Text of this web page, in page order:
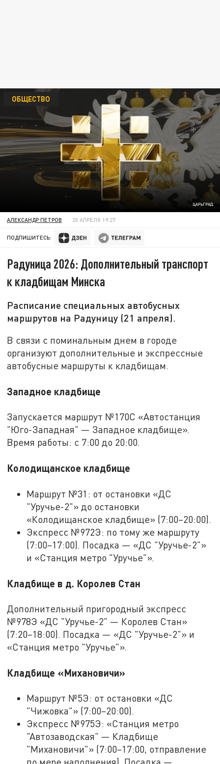
ЦАРЬГРАД
ОБЩЕСТВО
АЛЕКСАНДР ПЕТРОВ 20 АПРЕЛЯ 19:27
ПОДПИШИТЕСЬ:
Радуница 2026: Дополнительный транспорт
к кладбищам Минска
Расписание специальных автобусных
маршрутов на Радуницу (21 апреля).
В связи с поминальным днем в городе
организуют дополнительные и экспрессные
автобусные маршруты к кладбищам.
Западное кладбище
Запускается маршрут №170С «Автостанция
"Юго-Западная" — Западное кладбище».
Время работы: с 7:00 до 20:00.
Колодищанское кладбище
Маршрут №31: от остановки «ДС
"Уручье-2"» до остановки
«Колодищанское кладбище» (7:00–20:00).
Экспресс №972Э: по тому же маршруту
(7:00–17:00). Посадка — «ДС "Уручье-2"»
и «Станция метро "Уручье"».
Кладбище в д. Королев Стан
Дополнительный пригородный экспресс
№978Э «ДС "Уручье-2" — Королев Стан»
(7:20–18:00). Посадка — «ДС "Уручье-2"» и
«Станция метро "Уручье"».
Кладбище «Михановичи»
Маршрут №5Э: от остановки «ДС
"Чижовка"» (7:00–20:00).
Экспресс №975Э: «Станция метро
"Автозаводская" — Кладбище
"Михановичи"» (7:00–17:00, отправление